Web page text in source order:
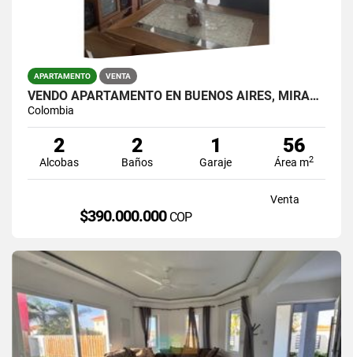
APARTAMENTO VENTA
VENDO APARTAMENTO EN BUENOS AIRES, MIRAFLORES.
Colombia
2
Alcobas
2
Baños
1
Garaje
56
Área m2
Venta
$390.000.000 COP